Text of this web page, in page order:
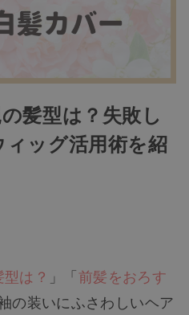
髪型は？失敗し
ッグ活用術を紹
は？ 」「前髪をおろす
の装いにふさわしいヘア